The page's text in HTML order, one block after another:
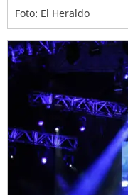
Foto: El Heraldo